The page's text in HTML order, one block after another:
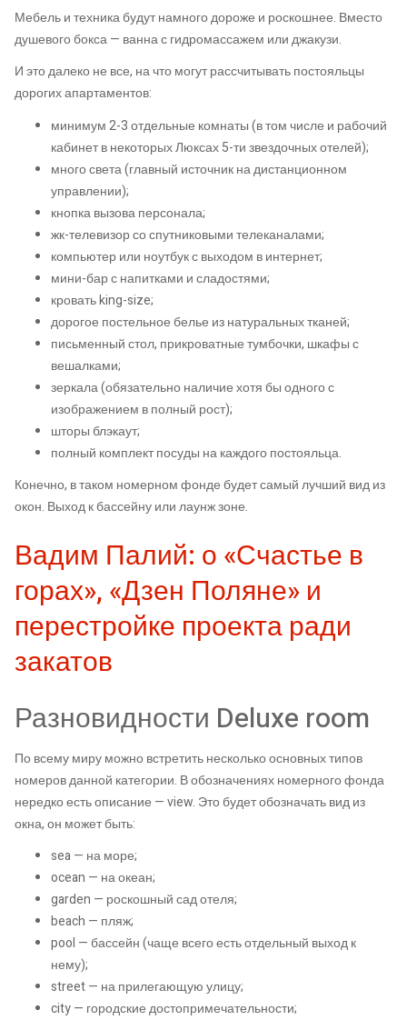
Мебель и техника будут намного дороже и роскошнее. Вместо
душевого бокса — ванна с гидромассажем или джакузи.
И это далеко не все, на что могут рассчитывать постояльцы
дорогих апартаментов:
минимум 2-3 отдельные комнаты (в том числе и рабочий
кабинет в некоторых Люксах 5-ти звездочных отелей);
много света (главный источник на дистанционном
управлении);
кнопка вызова персонала;
жк-телевизор со спутниковыми телеканалами;
компьютер или ноутбук с выходом в интернет;
мини-бар с напитками и сладостями;
кровать king-size;
дорогое постельное белье из натуральных тканей;
письменный стол, прикроватные тумбочки, шкафы с
вешалками;
зеркала (обязательно наличие хотя бы одного с
изображением в полный рост);
шторы блэкаут;
полный комплект посуды на каждого постояльца.
Конечно, в таком номерном фонде будет самый лучший вид из
окон. Выход к бассейну или лаунж зоне.
Вадим Палий: о «Счастье в
горах», «Дзен Поляне» и
перестройке проекта ради
закатов
Разновидности Deluxe room
По всему миру можно встретить несколько основных типов
номеров данной категории. В обозначениях номерного фонда
нередко есть описание — view. Это будет обозначать вид из
окна, он может быть:
sea — на море;
ocean — на океан;
garden — роскошный сад отеля;
beach — пляж;
pool — бассейн (чаще всего есть отдельный выход к
нему);
street — на прилегающую улицу;
city — городские достопримечательности;